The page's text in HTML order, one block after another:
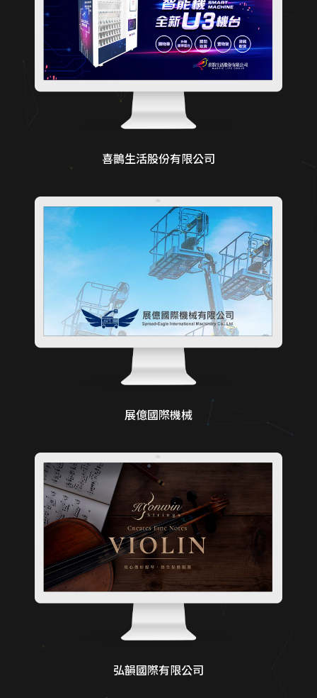
喜鵲生活股份有限公司
展億國際機械
弘韻國際有限公司